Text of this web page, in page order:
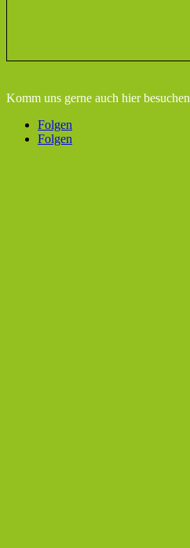
Komm uns gerne auch hier besuchen
Folgen
Folgen